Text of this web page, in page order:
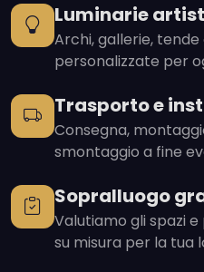
Luminarie
Archi, gallerie,
personalizzate per
Trasporto e
Consegna,
smontaggio a fine
Sopralluogo
Valutiamo gli spazi
su misura per la tua